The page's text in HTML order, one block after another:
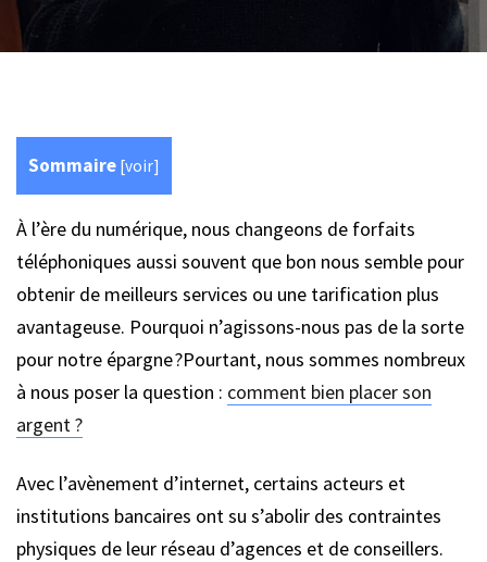
Sommaire [voir]
À l’ère du numérique, nous changeons de forfaits
téléphoniques aussi souvent que bon nous semble pour
obtenir de meilleurs services ou une tarification plus
avantageuse. Pourquoi n’agissons-nous pas de la sorte
pour notre épargne ?Pourtant, nous sommes nombreux
à nous poser la question : comment bien placer son
argent ?
Avec l’avènement d’internet, certains acteurs et
institutions bancaires ont su s’abolir des contraintes
physiques de leur réseau d’agences et de conseillers.